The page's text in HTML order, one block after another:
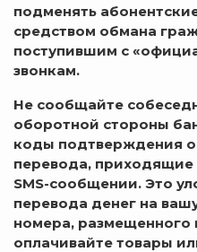
подменять
средством обмана
поступившим с
звонкам.
Не сообщайте
оборотной стороны
коды подтверждения
перевода,
SMS-сообщении. Это
перевода денег на
номера, размещенного
оплачивайте товары